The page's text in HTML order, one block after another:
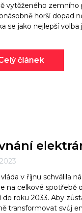
vytěženého
horší dopad
se jako nejlepší
článek
vláda v říjnu schválila
na celkové spotřebě
do roku 2033. Aby
transformovat svůj